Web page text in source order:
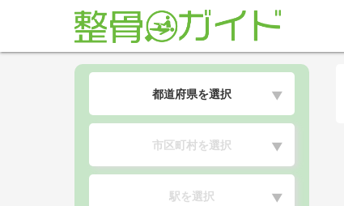
都道府県を選択 ▼
市区町村を選択 ▼
駅を選択 ▼